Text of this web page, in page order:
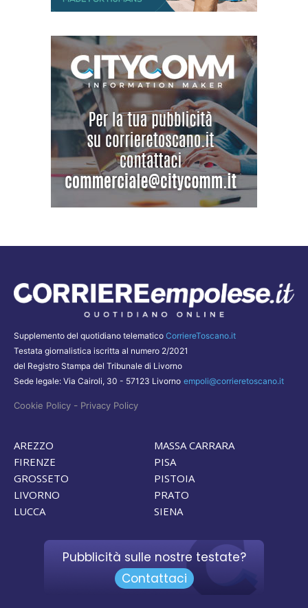
Supplemento del quotidiano telematico CorriereToscano.it
Testata giornalistica iscritta al numero 2/2021
del Registro Stampa del Tribunale di Livorno
Sede legale: Via Cairoli, 30 - 57123 Livorno empoli@corrieretoscano.it
Cookie Policy - Privacy Policy
AREZZO
FIRENZE
GROSSETO
LIVORNO
LUCCA
MASSA CARRARA
PISA
PISTOIA
PRATO
SIENA
Pubblicità sulle nostre testate?
Contattaci